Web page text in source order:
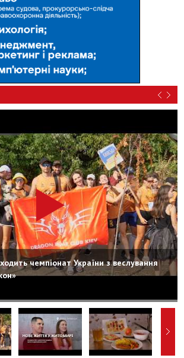
чемпіонат України з веслування